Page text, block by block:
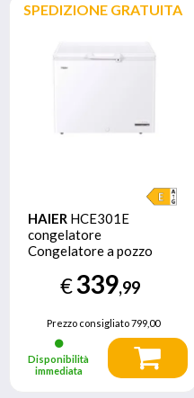
SPEDIZIONE GRATUITA
HAIER HCE301E
congelatore
Congelatore a pozzo
L E Bianco
€339,99
Prezzo consigliato799,00
Disponibilità
immediata